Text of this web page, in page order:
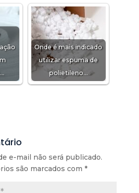
Onde é mais indicado
utilizar espuma de
polietileno…
e-mail não será publicado.
são marcados com *